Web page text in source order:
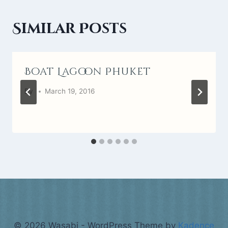
Similar Posts
Boat Lagoon Phuket
By March 19, 2016
© 2026 Wasabi - WordPress Theme by Kadence